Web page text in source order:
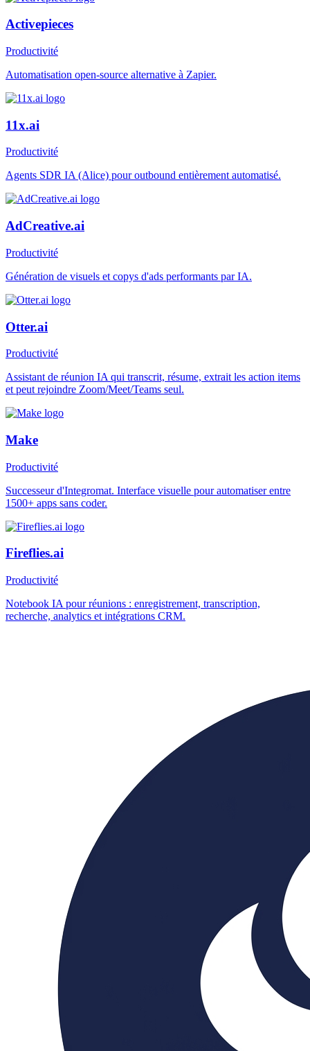
Activepieces
Productivité
Automatisation open-source alternative à Zapier.
11x.ai
Productivité
Agents SDR IA (Alice) pour outbound entièrement automatisé.
AdCreative.ai
Productivité
Génération de visuels et copys d'ads performants par IA.
Otter.ai
Productivité
Assistant de réunion IA qui transcrit, résume, extrait les action items
et peut rejoindre Zoom/Meet/Teams seul.
Make
Productivité
Successeur d'Integromat. Interface visuelle pour automatiser entre
1500+ apps sans coder.
Fireflies.ai
Productivité
Notebook IA pour réunions : enregistrement, transcription,
recherche, analytics et intégrations CRM.